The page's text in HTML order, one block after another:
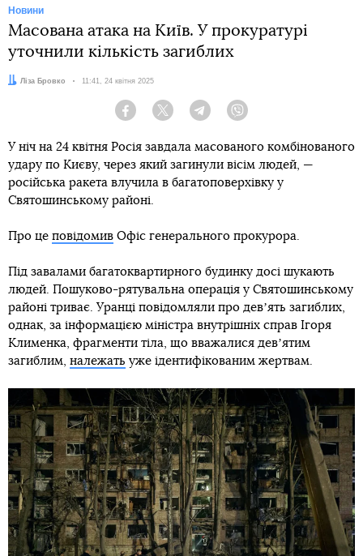
Новини
Масована атака на Київ. У прокуратурі
уточнили кількість загиблих
Автор:
Ліза Бровко Дата:
11:41, 24 квітня 2025
Facebook Twitter Telegram
У ніч на 24 квітня Росія завдала масованого комбінованого
удару по Києву, через який загинули вісім людей, —
російська ракета влучила в багатоповерхівку у
Святошинському районі.
Про це повідомив Офіс генерального прокурора.
Під завалами багатоквартирного будинку досі шукають
людей. Пошуково-рятувальна операція у Святошинському
районі триває. Уранці повідомляли про девʼять загиблих,
однак, за інформацією міністра внутрішніх справ Ігоря
Клименка, фрагменти тіла, що вважалися девʼятим
загиблим, належать уже ідентифікованим жертвам.